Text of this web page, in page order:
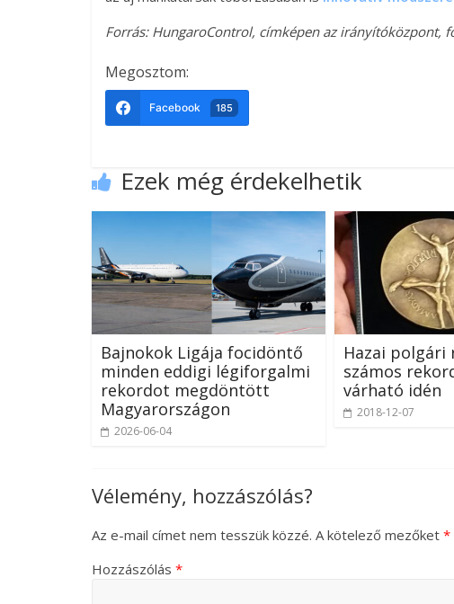
Forrás: HungaroControl, címképen az irányítóközpont,
Megosztom:
Facebook 185
Ezek még érdekelhetik
Bajnokok Ligája focidöntő
minden eddigi légiforgalmi
rekordot megdöntött
Magyarországon
2026-06-04
Hazai polgári
számos
várható idén
2018-12-07
Vélemény, hozzászólás?
Az e-mail címet nem tesszük közzé. A kötelező mezőket *
Hozzászólás *